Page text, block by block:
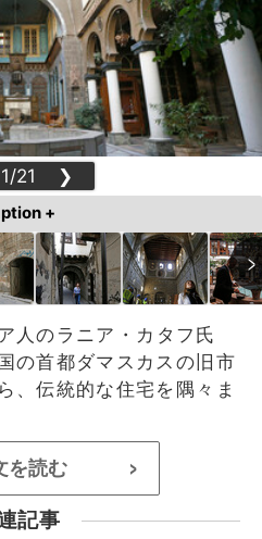
1/21 ❯
+
人のラニア・カタフ氏
の首都ダマスカスの旧市
、伝統的な住宅を隅々ま
を読む >
記事